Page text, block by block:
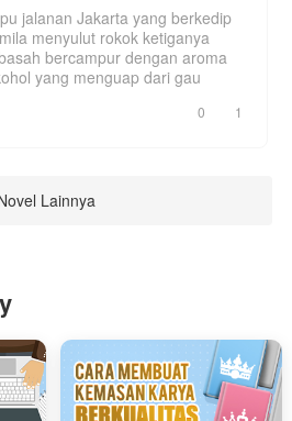
jalanan Jakarta yang berkedip
menyulut rokok ketiganya
bercampur dengan aroma
yang menguap dari gau
0 1
Lainnya